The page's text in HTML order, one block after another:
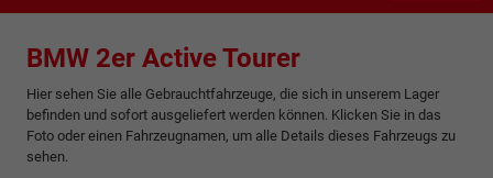
BMW 2er Active Tourer
Hier sehen Sie alle Gebrauchtfahrzeuge, die sich in unserem Lager
befinden und sofort ausgeliefert werden können. Klicken Sie in das
Foto oder einen Fahrzeugnamen, um alle Details dieses Fahrzeugs zu
sehen.